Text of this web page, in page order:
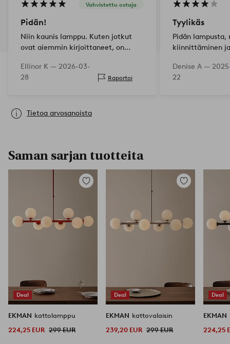
Vahvistettu ostaja
Pidän!
Niin kaunis lamppu. Kuten jotkut
ovat aiemmin kirjoittaneet, on
mielellään lämmin valo lamppuihin,
jotka siihen laittaa, muuten tulee
Ellinor K — 2026-03-
28
Raportoi
Tyylikäs
Pidän
kiinnittäminen
Ostin paljon
mutta ne eivät
Denise A —
22
Tietoa arvosanoista
Saman sarjan tuotteita
Deal
Lisää
EKMAN kattolamppu
224,25 EUR 299 EUR
Deal
Lisää
EKMAN kattovalaisin
239,20 EUR 299 EUR
Deal
EKMAN
224,25